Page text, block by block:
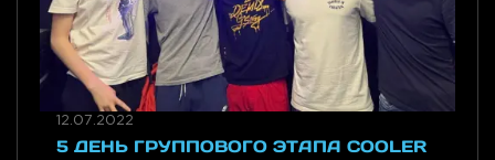
12.07.2022
5 ДЕНЬ ГРУППОВОГО ЭТАПА COOLER